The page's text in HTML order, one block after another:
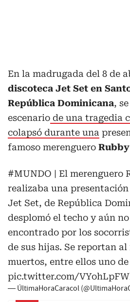
En la madrugada del 8 de
discoteca Jet Set en
República Dominicana,
escenario de una tragedia
colapsó durante una
famoso merenguero
#MUNDO | El merenguero
realizaba una
Jet Set, de República
desplomó el techo y aún
encontrado por los
de sus hijas. Se reportan al
muertos, entre ellos uno
pic.twitter.com/
— ÚltimaHoraCaracol